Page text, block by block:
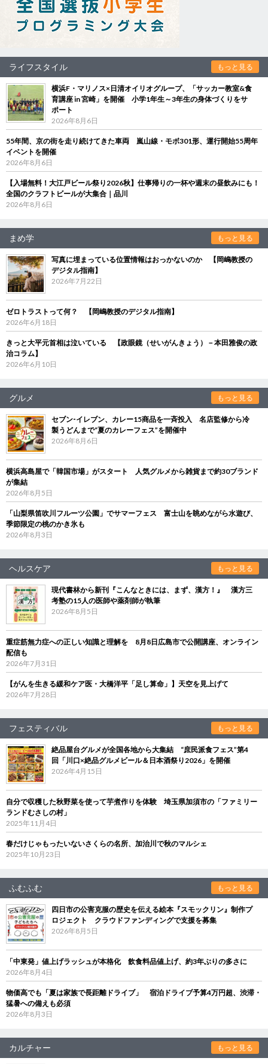
ライフスタイル もっと見る
横浜F・マリノス×日清オイリオグループ、「サッカー教室&食
育講座 in 宮崎」を開催 小学1年生～3年生の身体づくりをサ
ポート
2026年8月6日
55年間、京の街を走り続けてきた車両 嵐山線・モボ301形、運行開始55周年
イベントを開催
2026年8月6日
【入場無料！大江戸ビール祭り2026秋】仕事帰りの一杯や週末の昼飲みにも！
全国のクラフトビールが大集合｜品川
2026年8月6日
まめ学 もっと見る
写真に埋まっている位置情報はおっかないのか 【岡嶋教授の
デジタル指南】
2026年7月22日
ゼロトラストって何？ 【岡嶋教授のデジタル指南】
2026年6月18日
きっと大平元首相は泣いている 【政眼鏡（せいがんきょう）－本田雅俊の政
治コラム】
2026年6月10日
グルメ もっと見る
セブン‐イレブン、カレー15商品を一斉投入 名店監修から冷
製うどんまで“夏のカレーフェス”を開催中
2026年8月6日
横浜高島屋で「韓国市場」がスタート 人気グルメから雑貨まで約30ブランド
が集結
2026年8月5日
「山梨県笛吹川フルーツ公園」でサマーフェス 富士山を眺めながら水遊び、
季節限定の桃のかき氷も
2026年8月3日
ヘルスケア もっと見る
現代書林から新刊『こんなときには、まず、漢方！』 漢方三
考塾の15人の医師や薬剤師が執筆
2026年8月5日
重症筋無力症への正しい知識と理解を 8月8日広島市で公開講座、オンライン
配信も
2026年7月31日
【がんを生きる緩和ケア医・大橋洋平「足し算命」】天空を見上げて
2026年7月28日
フェスティバル もっと見る
絶品屋台グルメが全国各地から大集結 “庶民派食フェス”第4
回「川口×絶品グルメビール＆日本酒祭り2026」を開催
2026年4月15日
自分で収穫した秋野菜を使って芋煮作りを体験 埼玉県加須市の「ファミリー
ランドむさしの村」
2025年11月4日
春だけじゃもったいないさくらの名所、加治川で秋のマルシェ
2025年10月23日
ふむふむ もっと見る
四日市の公害克服の歴史を伝える絵本『スモックリン』制作プ
ロジェクト クラウドファンディングで支援を募集
2026年8月5日
「中東発」値上げラッシュが本格化 飲食料品値上げ、約3年ぶりの多さに
2026年8月4日
物価高でも「夏は家族で長距離ドライブ」 宿泊ドライブ予算4万円超、渋滞・
猛暑への備えも必須
2026年8月3日
カルチャー もっと見る